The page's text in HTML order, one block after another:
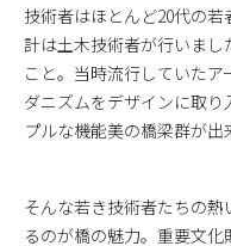
技術者はほとんど20代の
計は土木技術者が行いま
こと。当時流行していた
ダニズムをデザインに取
プルな機能美の橋梁群が出
そんな若き技術者たちの
るのが橋の魅力。重要文化